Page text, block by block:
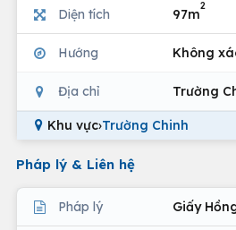
Diện tích 97m
2
Hướng Không
Địa chỉ Trường
Khu vực›Trường Chinh
Pháp lý & Liên hệ
Pháp lý Giấy